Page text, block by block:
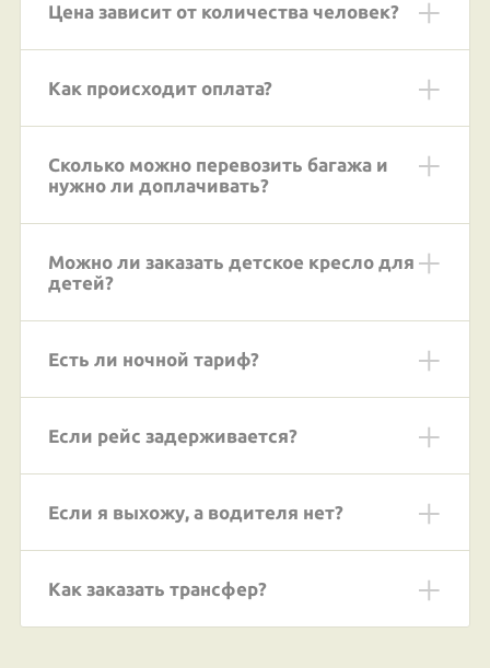
Цена зависит от количества человек?
Как происходит оплата?
Сколько можно перевозить багажа и
нужно ли доплачивать?
Можно ли заказать детское кресло для
детей?
Есть ли ночной тариф?
Если рейс задерживается?
Если я выхожу, а водителя нет?
Как заказать трансфер?